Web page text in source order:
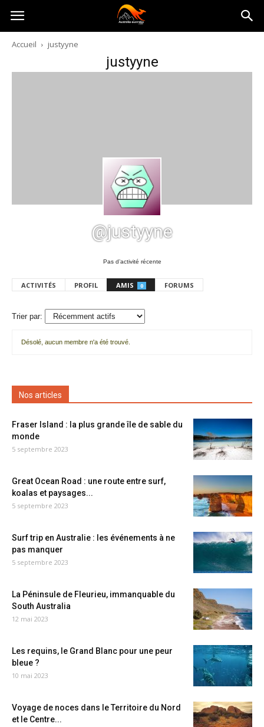
Australia-
australie.com
Accueil justyyne
justyyne
@justyyne
Pas d’activité récente
ACTIVITÉS PROFIL AMIS 0 FORUMS
Trier par:
amis
Désolé, aucun membre n'a été trouvé.
Nos articles
Fraser Island : la plus grande île de sable du
monde
5 septembre 2023
Great Ocean Road : une route entre surf,
koalas et paysages...
5 septembre 2023
Surf trip en Australie : les événements à ne
pas manquer
5 septembre 2023
La Péninsule de Fleurieu, immanquable du
South Australia
12 mai 2023
Les requins, le Grand Blanc pour une peur
bleue ?
10 mai 2023
Voyage de noces dans le Territoire du Nord
et le Centre...